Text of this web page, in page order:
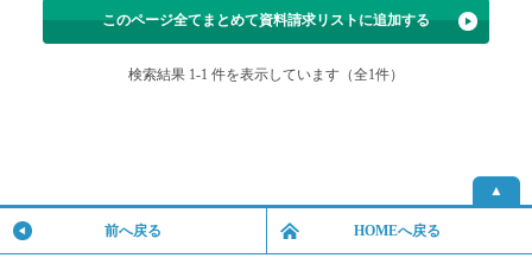
このページ全てまとめて資料請求リストに追加する
検索結果 1-1 件を表示しています（全1件）
▲
前へ戻る HOMEへ戻る